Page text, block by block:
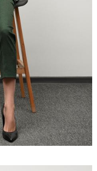
შიგთავსი: როგორ
ხარისხის სოსისი -